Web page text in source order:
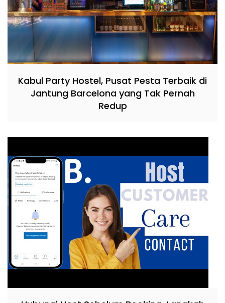
Kabul Party Hostel, Pusat Pesta Terbaik di
Jantung Barcelona yang Tak Pernah
Redup